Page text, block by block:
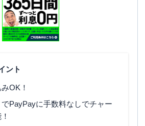
ント
OK！
PayPayに手数料なしでチャー